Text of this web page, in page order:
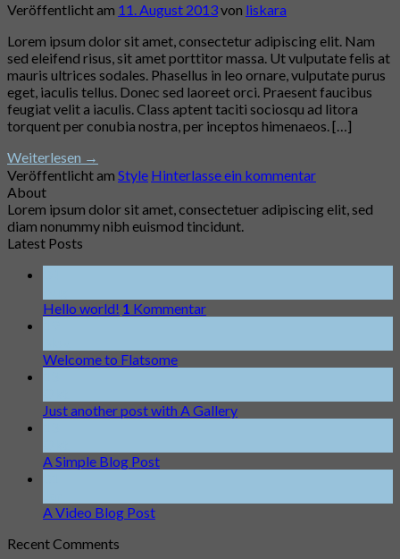
Veröffentlicht am 11. August 2013von liskara
Lorem ipsum dolor sit amet, consectetur adipiscing elit. Nam
sed eleifend risus, sit amet porttitor massa. Ut vulputate felis at
mauris ultrices sodales. Phasellus in leo ornare, vulputate purus
eget, iaculis tellus. Donec sed laoreet orci. Praesent faucibus
feugiat velit a iaculis. Class aptent taciti sociosqu ad litora
torquent per conubia nostra, per inceptos himenaeos. […]
Weiterlesen →
Veröffentlicht am Style Hinterlasse ein kommentar
About
Lorem ipsum dolor sit amet, consectetuer adipiscing elit, sed
diam nonummy nibh euismod tincidunt.
Latest Posts
Hello world! 1 Kommentar
Welcome to Flatsome
Just another post with A Gallery
A Simple Blog Post
A Video Blog Post
Recent Comments